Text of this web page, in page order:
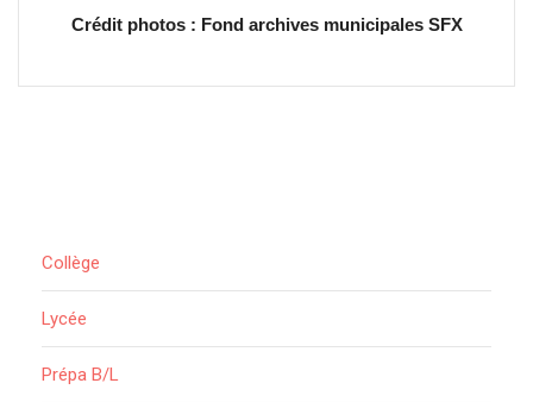
Crédit photos : Fond archives municipales SFX
Collège
Lycée
Prépa B/L